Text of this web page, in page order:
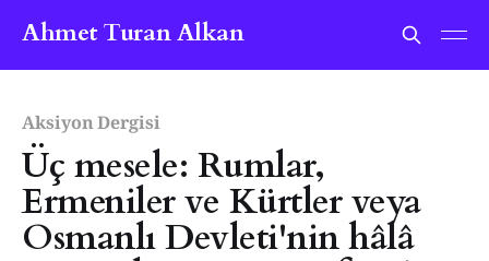
Ahmet Turan Alkan
Aksiyon Dergisi
Üç mesele: Rumlar,
Ermeniler ve Kürtler veya
Osmanlı Devleti'nin hâlâ